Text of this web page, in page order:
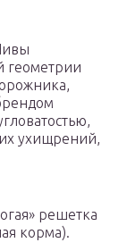
геометрии
ухищрений,
решетка
корма).